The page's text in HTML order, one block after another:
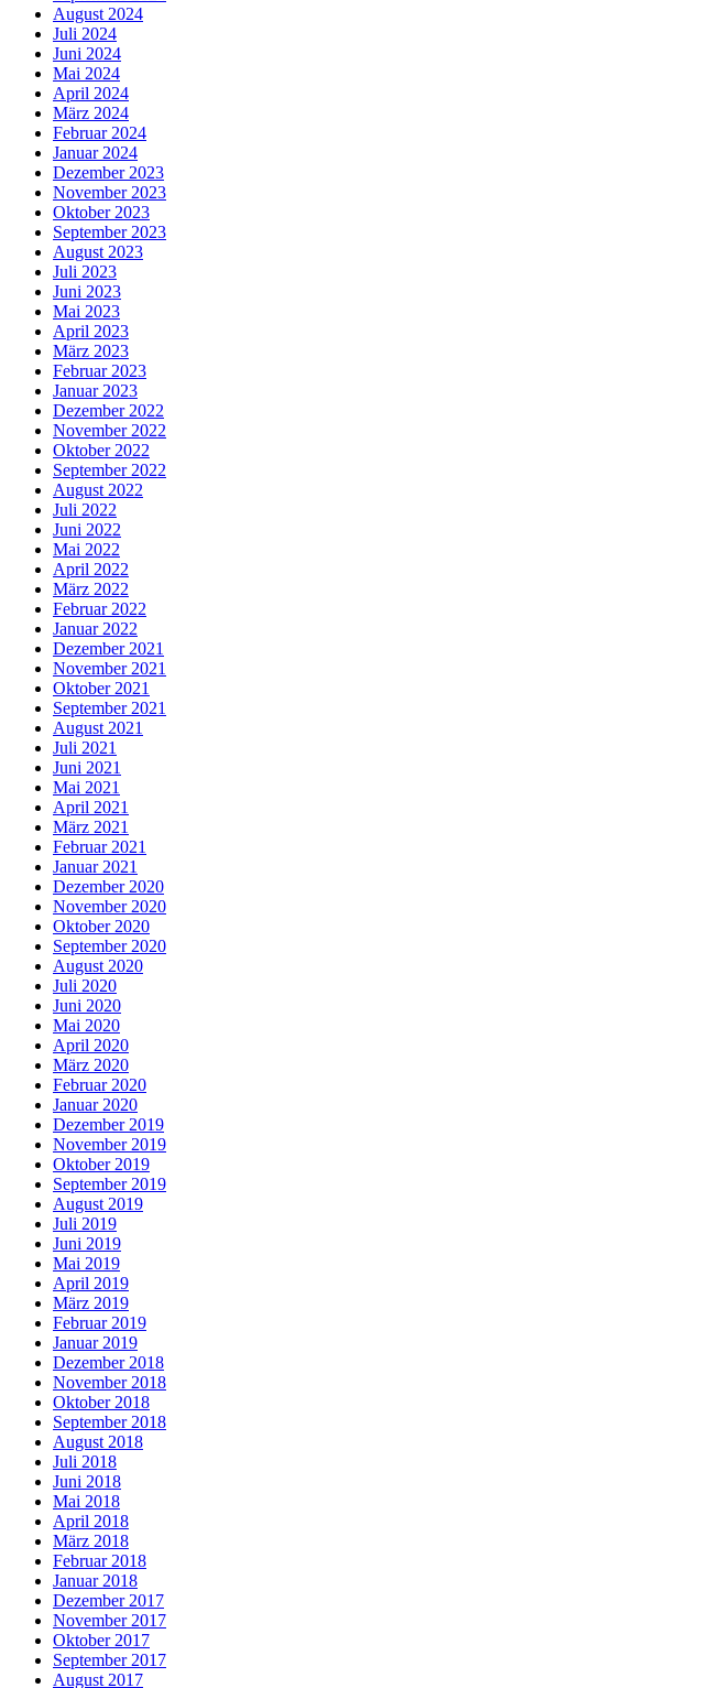
August 2024
Juli 2024
Juni 2024
Mai 2024
April 2024
März 2024
Februar 2024
Januar 2024
Dezember 2023
November 2023
Oktober 2023
September 2023
August 2023
Juli 2023
Juni 2023
Mai 2023
April 2023
März 2023
Februar 2023
Januar 2023
Dezember 2022
November 2022
Oktober 2022
September 2022
August 2022
Juli 2022
Juni 2022
Mai 2022
April 2022
März 2022
Februar 2022
Januar 2022
Dezember 2021
November 2021
Oktober 2021
September 2021
August 2021
Juli 2021
Juni 2021
Mai 2021
April 2021
März 2021
Februar 2021
Januar 2021
Dezember 2020
November 2020
Oktober 2020
September 2020
August 2020
Juli 2020
Juni 2020
Mai 2020
April 2020
März 2020
Februar 2020
Januar 2020
Dezember 2019
November 2019
Oktober 2019
September 2019
August 2019
Juli 2019
Juni 2019
Mai 2019
April 2019
März 2019
Februar 2019
Januar 2019
Dezember 2018
November 2018
Oktober 2018
September 2018
August 2018
Juli 2018
Juni 2018
Mai 2018
April 2018
März 2018
Februar 2018
Januar 2018
Dezember 2017
November 2017
Oktober 2017
September 2017
August 2017